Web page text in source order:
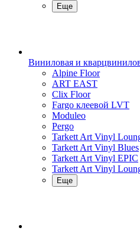
Еще
Виниловая и
Alpine Floor
ART EAST
Clix Floor
Fargo клеевой LVT
Moduleo
Pergo
Tarkett Art Vinyl
Tarkett Art Vinyl Blues
Tarkett Art Vinyl EPIC
Tarkett Art Vinyl
Еще